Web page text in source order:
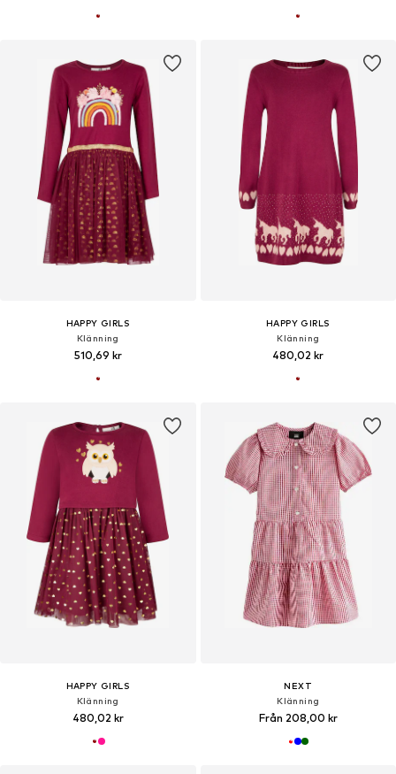
HAPPY GIRLS
Klänning
510,69 kr
HAPPY GIRLS
Klänning
480,02 kr
HAPPY GIRLS
Klänning
480,02 kr
NEXT
Klänning
Från 208,00 kr